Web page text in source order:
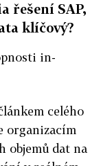
řešení SAP,
klíčový?
in-
celého
organizacím
objemů dat na